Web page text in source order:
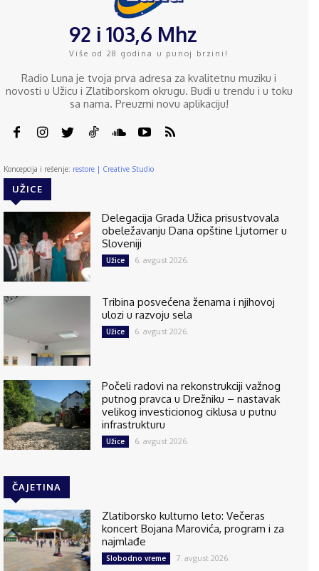
92 i 103,6 Mhz
Više od 28 godina u punoj brzini!
Radio Luna je tvoja prva adresa za kvalitetnu muziku i
novosti u Užicu i Zlatiborskom okrugu. Budi u trendu i u toku
sa nama. Preuzmi novu aplikaciju!
Koncepcija i rešenje: restore | Creative Studio
UŽICE
Delegacija Grada Užica prisustvovala
obeležavanju Dana opštine Ljutomer u
Sloveniji
Užice 6. avgust 2026.
Tribina posvećena ženama i njihovoj
ulozi u razvoju sela
Užice 6. avgust 2026.
Počeli radovi na rekonstrukciji važnog
putnog pravca u Drežniku – nastavak
velikog investicionog ciklusa u putnu
infrastrukturu
Užice 6. avgust 2026.
ČAJETINA
Zlatiborsko kulturno leto: Večeras
koncert Bojana Marovića, program i za
najmlađe
Slobodno vreme 7. avgust 2026.